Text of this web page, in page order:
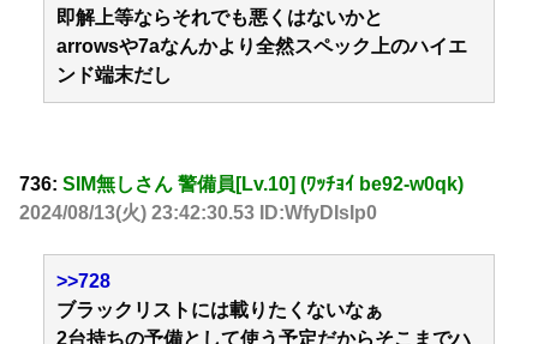
即解上等ならそれでも悪くはないかと
arrowsや7aなんかより全然スペック上のハイエ
ンド端末だし
736: SIM無しさん 警備員[Lv.10] (ﾜｯﾁｮｲ be92-w0qk)
2024/08/13(火) 23:42:30.53 ID:WfyDIsIp0
>>728
ブラックリストには載りたくないなぁ
2台持ちの予備として使う予定だからそこまでハ